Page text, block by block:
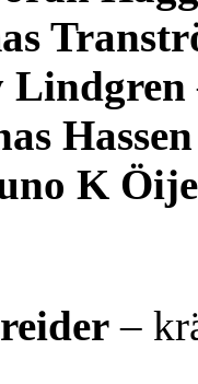
Lindgren
K
–